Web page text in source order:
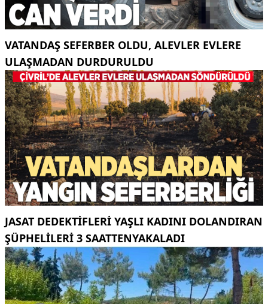
VATANDAŞ SEFERBER OLDU, ALEVLER EVLERE
ULAŞMADAN DURDURULDU
JASAT DEDEKTIFLERI YAŞLI KADINI DOLANDIRAN
ŞÜPHELILERI 3 SAATTENYAKALADI